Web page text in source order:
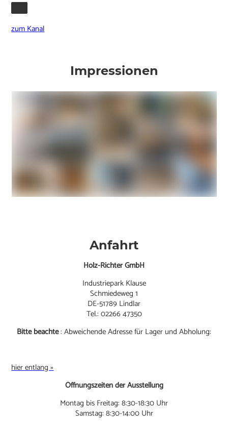
zum Kanal
Impressionen
Anfahrt
Holz-Richter GmbH
Industriepark Klause
Schmiedeweg 1
DE-51789 Lindlar
Tel.: 02266 47350
Bitte beachte: Abweichende Adresse für Lager und Abholung:
hier entlang »
Öffnungszeiten der Ausstellung
Montag bis Freitag: 8:30-18:30 Uhr
Samstag: 8:30-14:00 Uhr